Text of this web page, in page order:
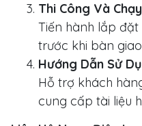
Thi Công Và
Tiến hành lắp
trước khi bàn
Hướng Dẫn Sử
Hỗ trợ khách
cung cấp tài liệu